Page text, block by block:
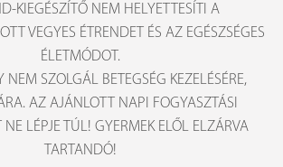
KIEGÉSZÍTŐ NEM HELYETTESÍTI A
VEGYES ÉTRENDET ÉS AZ EGÉSZSÉGES
ÉLETMÓDOT.
NEM SZOLGÁL BETEGSÉG KEZELÉSÉRE,
AZ AJÁNLOTT NAPI FOGYASZTÁSI
NE LÉPJE TÚL! GYERMEK ELŐL ELZÁRVA
TARTANDÓ!